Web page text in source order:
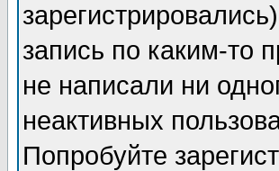
запись по каким-то
не написали ни
неактивных
Попробуйте